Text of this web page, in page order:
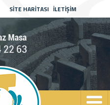
SİTE HARİTASI İLETİŞİM